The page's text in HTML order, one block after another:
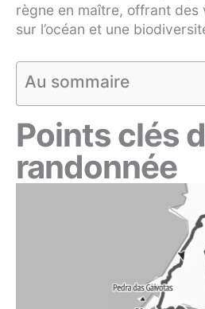
règne en maître, offrant des
sur l’océan et une
Au sommaire
Points clés
randonnée